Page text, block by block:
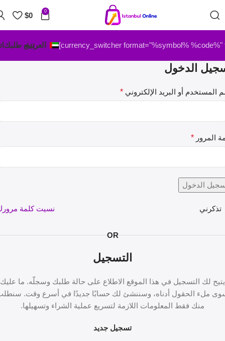
0
$0
العربيةتتبع طلبك
الدخول
المستخدم أو البريد الإلكتروني *
المرور *
الدخول
نسيت كلمة تذكرني
OR
التسجيل
يتيح لك التسجيل في هذا الموقع الاطلاع على حالة طلبك وسجلّه. ما عليك
ملء الحقول أدناه، وسننشئ لك حسابًا جديدًا في أسرع وقت.
منك فقط المعلومات اللازمة لتسريع عملية الشراء وتسهيلها.
تسجيل جديد